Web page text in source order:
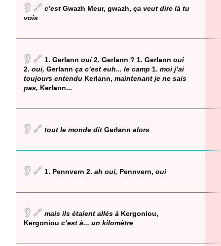
👂 🔗 c’est Gwazh Meur, gwazh, ça veut dire là tu
vois
👂 🔗 1. Gerlann oui 2. Gerlann ? 1. Gerlann oui
2. oui, Gerlann ça c’est euh... le camp 1. moi j’ai
toujours entendu Kerlann, maintenant je ne sais
pas, Kerlann...
👂 🔗 tout le monde dit Gerlann alors
👂 🔗 1. Pennvern 2. ah oui, Pennvern, oui
👂 🔗 mais ils étaient allés à Kergoniou,
Kergoniou c’est à... un kilomètre